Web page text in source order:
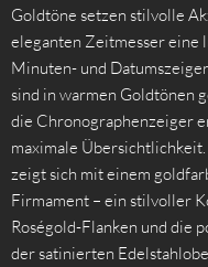
Goldtöne setzen stilvolle
eleganten Zeitmesser eine
Minuten- und
sind in warmen Goldtönen
die Chronographenzeiger
maximale
zeigt sich mit einem
Firmament – ein stilvoller
Roségold-Flanken und die
der satinierten